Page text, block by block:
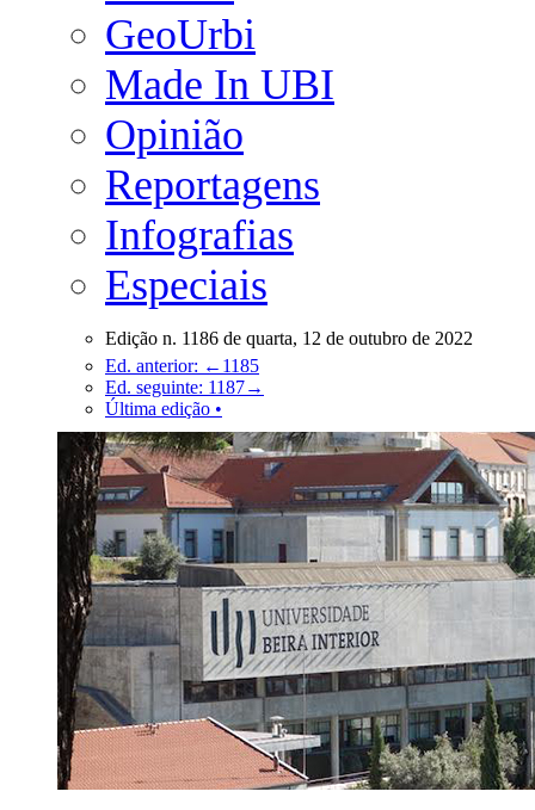
GeoUrbi
Made In UBI
Opinião
Reportagens
Infografias
Especiais
Edição n. 1186 de quarta, 12 de outubro de 2022
Ed. anterior: ←1185
Ed. seguinte: 1187→
Última edição •